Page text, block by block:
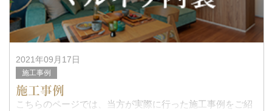
2021年09月17日
施工事例
施工事例
こちらのページでは、当方が実際に行った施工事例をご紹